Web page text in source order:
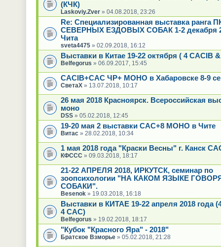
(КЧК)
Laskoviy.Zver» 04.08.2018, 23:26
Re: Специализированная выставка ранга
СЕВЕРНЫХ ЕЗДОВЫХ СОБАК 1-2 декабря
Чита
sveta4475» 02.09.2018, 16:12
Выставки в Китае 19-22 октября ( 4 CACIB
Belfegorus » 06.09.2017, 15:45
CACIB+САС ЧР+ МОНО в Хабаровске 8-9
СветаХ» 13.07.2018, 10:17
26 мая 2018 Красноярск. Всероссийская
моно
DSS» 05.02.2018, 12:45
19-20 мая 2 выставки САС+8 МОНО в Чите
Витас» 28.02.2018, 10:34
1 мая 2018 года "Краски Весны" г. Канск
КФССС » 09.03.2018, 18:17
21-22 АПРЕЛЯ 2018, ИРКУТСК, семинар по
зоопсихологии "НА КАКОМ ЯЗЫКЕ
СОБАКИ".
Besenok» 19.03.2018, 16:18
Выставки в КИТАЕ 19-22 апреля 2018 года
4 CAC)
Belfegorus » 19.02.2018, 18:17
"Кубок "Красного Яра" - 2018"
Братское Взморье» 05.02.2018, 21:28